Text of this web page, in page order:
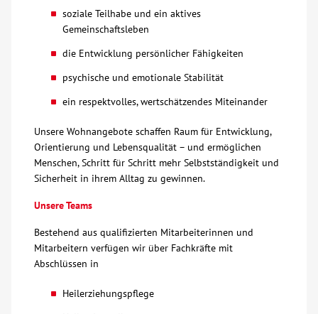
Suche
AWO BB Süd
soziale Teilhabe und ein aktives
Gemeinschaftsleben
die Entwicklung persönlicher Fähigkeiten
psychische und emotionale Stabilität
ein respektvolles, wertschätzendes Miteinander
Unsere Wohnangebote schaffen Raum für Entwicklung,
Orientierung und Lebensqualität – und ermöglichen
Menschen, Schritt für Schritt mehr Selbstständigkeit und
Sicherheit in ihrem Alltag zu gewinnen.
Unsere Teams
Bestehend aus qualifizierten Mitarbeiterinnen und
Mitarbeitern verfügen wir über Fachkräfte mit
Abschlüssen in
Heilerziehungspflege